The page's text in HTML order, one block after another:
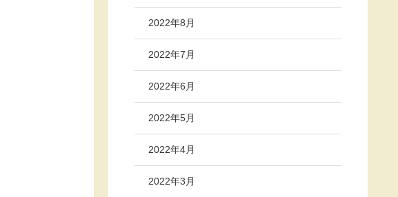
2022年8月
2022年7月
2022年6月
2022年5月
2022年4月
2022年3月